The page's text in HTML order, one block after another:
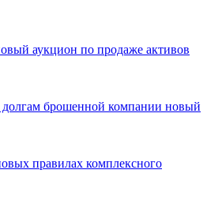
аукцион по продаже активов
брошенной компании новый
правилах комплексного